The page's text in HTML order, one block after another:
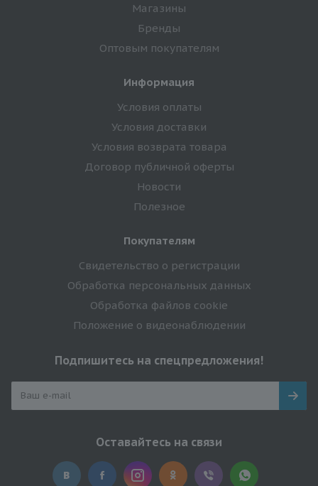
Магазины
Бренды
Оптовым покупателям
Информация
Условия оплаты
Условия доставки
Условия возврата товара
Договор публичной оферты
Новости
Полезное
Покупателям
Свидетельство о регистрации
Обработка персональных данных
Обработка файлов cookie
Положение о видеонаблюдении
Подпишитесь на спецпредложения!
Оставайтесь на связи